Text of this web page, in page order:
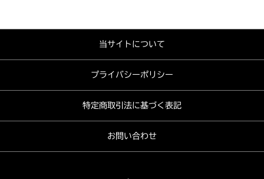
当サイトについて
プライバシーポリシー
特定商取引法に基づく表記
お問い合わせ